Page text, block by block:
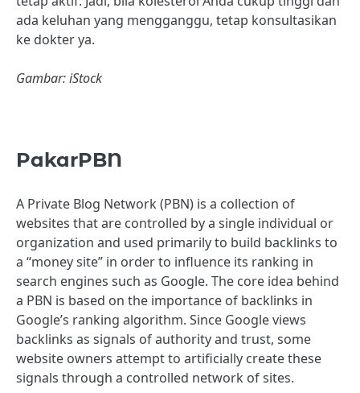
ada keluhan yang mengganggu, tetap konsultasikan
ke dokter ya.
Gambar: iStock
PakarPBN
A Private Blog Network (PBN) is a collection of
websites that are controlled by a single individual or
organization and used primarily to build backlinks to
a “money site” in order to influence its ranking in
search engines such as Google. The core idea behind
a PBN is based on the importance of backlinks in
Google’s ranking algorithm. Since Google views
backlinks as signals of authority and trust, some
website owners attempt to artificially create these
signals through a controlled network of sites.